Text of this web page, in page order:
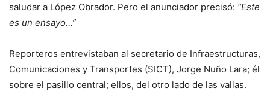
saludar a López Obrador. Pero el anunciador precisó: “Este
es un ensayo…”
Reporteros entrevistaban al secretario de Infraestructuras,
Comunicaciones y Transportes (SICT), Jorge Nuño Lara; él
sobre el pasillo central; ellos, del otro lado de las vallas.